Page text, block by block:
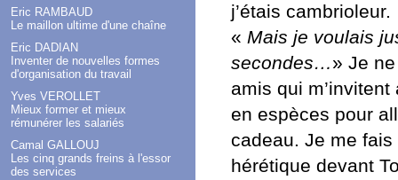
Eric RAMBAUD
Le maillon ultime d'une chaîne
Eric DADIAN
Inventer de nouvelles formes
d'organisation du travail
Yves VEROLLET
Mieux former et mieux
rémunérer les salariés
Camal GALLOUJ
Les cinq grands freins à l'essor
des services
j’étais cambrioleur.
« Mais je voulais
secondes…» Je
amis qui
en espèces pour
cadeau. Je me
hérétique devant